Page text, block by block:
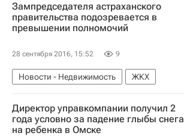
Зампредседателя астраханского
правительства подозревается в
превышении полномочий
28 сентября 2016, 15:52 9
Новости - Недвижимость
ЖКХ
Астраханская область
Россия
Директор управкомпании получил 2
года условно за падение глыбы снега
на ребенка в Омске